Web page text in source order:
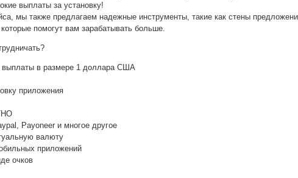
выплаты за установку!
мы также предлагаем надежные инструменты, такие как стены
помогут вам зарабатывать больше.
в размере 1 доллара США
приложения
Payoneer и многое другое
валюту
приложений
очков